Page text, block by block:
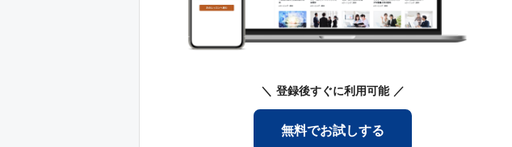
登録後すぐに利用可能
無料でお試しする